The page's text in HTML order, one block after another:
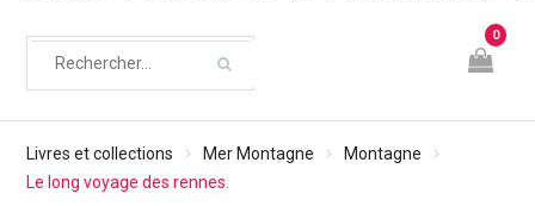
0
Livres et collections Mer Montagne
Montagne
Le long voyage des rennes.